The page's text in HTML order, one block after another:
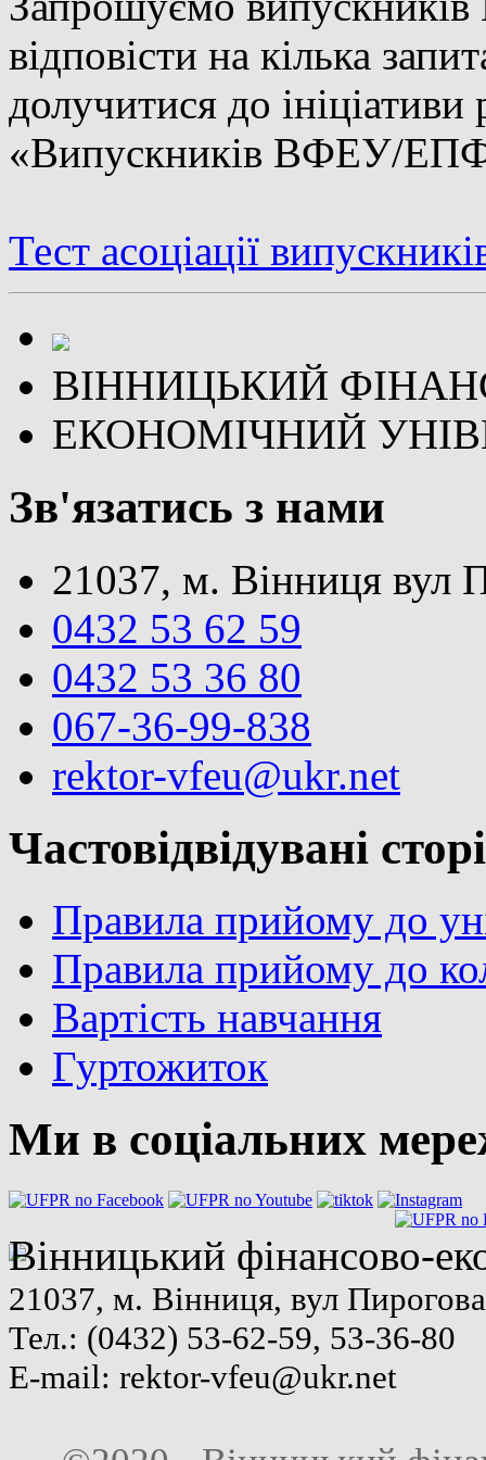
відповісти на кілька
долучитися до ініціативи
«Випускників ВФЕУ/
Тест асоціації
ВІННИЦЬКИЙ
ЕКОНОМІЧНИЙ
Зв'язатись з нами
21037, м. Вінниця вул
0432 53 62 59
0432 53 36 80
067-36-99-838
rektor-vfeu@ukr.net
Частовідвідувані
Правила прийому до
Правила прийому до
Вартість навчання
Гуртожиток
Ми в соціальних
Вінницький фінансово-
21037, м. Вінниця, вул
Тел.: (0432) 53-62-59, 53-36-80
E-mail: rektor-vfeu@ukr.net